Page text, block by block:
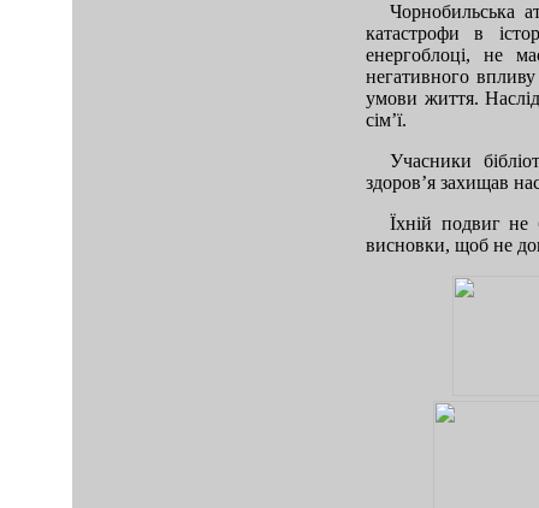
Чорнобильська
катастрофи в
енергоблоці, не
негативного впливу
умови життя.
сім’ї.
Учасники
здоров’я захищав
Їхній подвиг не
висновки, щоб не